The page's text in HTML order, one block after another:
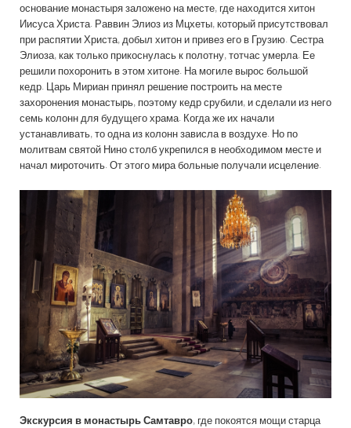
основание монастыря заложено на месте, где находится хитон
Иисуса Христа. Раввин Элиоз из Мцхеты, который присутствовал
при распятии Христа, добыл хитон и привез его в Грузию. Сестра
Элиоза, как только прикоснулась к полотну, тотчас умерла. Ее
решили похоронить в этом хитоне. На могиле вырос большой
кедр. Царь Мириан принял решение построить на месте
захоронения монастырь, поэтому кедр срубили, и сделали из него
семь колонн для будущего храма. Когда же их начали
устанавливать, то одна из колонн зависла в воздухе. Но по
молитвам святой Нино столб укрепился в необходимом месте и
начал мироточить. От этого мира больные получали исцеление.
Экскурсия в монастырь Самтавро, где покоятся мощи старца